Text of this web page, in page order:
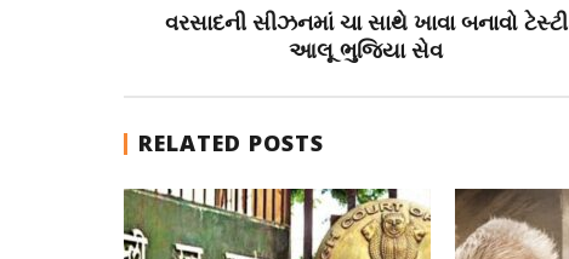
વરસાદની સીઝનમાં ચા સાથે ખાવા બનાવો ટેસ્ટી
આલૂ ભુજિયા સેવ
RELATED POSTS